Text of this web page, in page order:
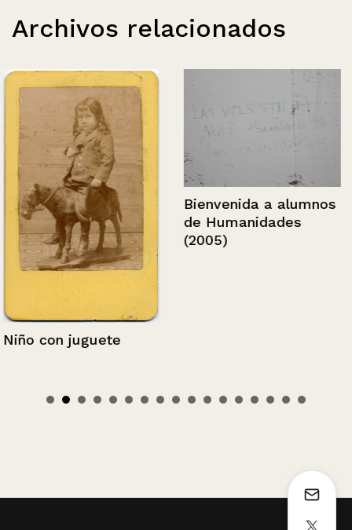
Archivos relacionados
Niño con juguete
Bienvenida a alumnos
de Humanidades
(2005)